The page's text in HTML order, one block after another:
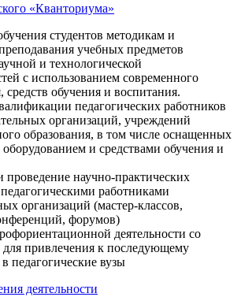
«Кванториума»
студентов методикам и
учебных предметов
и технологической
с использованием современного
средств обучения и воспитания.
педагогических работников
организаций, учреждений
образования, в том числе оснащенных
и средствами обучения и
проведение научно-практических
работниками
организаций (мастер-классов,
форумов)
деятельности со
привлечения к последующему
педагогические вузы
деятельности